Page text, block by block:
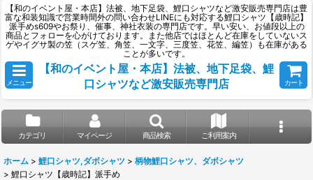
【和のイベント屋・本店】法被、地下足袋、鯉口シャツなど激安販売専門店は豊
富な和装知識で営業時間外の問い合わせLINEにも対応する鯉口シャツ【歳時記】
派手めs609やお祭り、催事、神社衣装の専門店です。早い安い、お値段以上の
商品とフォローを心がけております。また他店ではほとんど在庫をしていないス
ゲやイグサ製の笠（スゲ笠、角笠、一文字、三度笠、花笠、編笠）も在庫がある
ことが多いです。
メニュー
【和のイベント屋・本店】法被、地下足袋、鯉
口シャツなど激安販売専門店
カート
カテゴリ マイページ 商品検索 ご利用案内
ホーム > 鯉口シャツ,ダボシャツ > 柄物鯉口シャツ、ダボシャツ
> 鯉口シャツ【歳時記】派手め